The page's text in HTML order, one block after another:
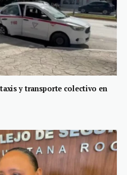
y transporte colectivo en